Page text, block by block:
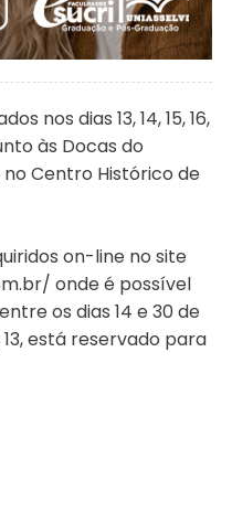
nos dias 13, 14, 15, 16,
às Docas do
Centro Histórico de
on-line no site
onde é possível
os dias 14 e 30 de
está reservado para